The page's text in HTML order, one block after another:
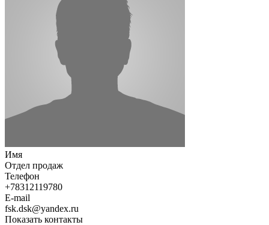
Имя
Отдел продаж
Телефон
+78312119780
E-mail
fsk.dsk@yandex.ru
Показать контакты